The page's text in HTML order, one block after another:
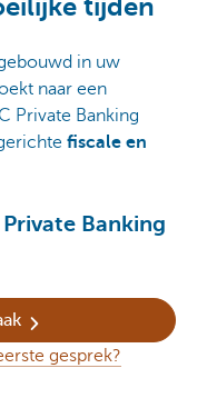
tijden
in uw
naar een
Private Banking
fiscale en
Banking
gesprek?